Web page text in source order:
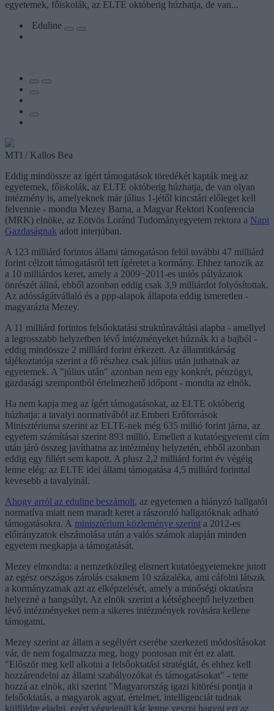
egyetemek, főiskolák, az ELTE októberig húzhatja, de van...
Eduline
MTI / Kallos Bea
Eddig mindössze az ígért támogatások töredékét kapták meg az
egyetemek, főiskolák, az ELTE októberig húzhatja, de van olyan
intézmény is, amelyeknek már július 1-jétől kincstári előleget kell
felvennie - mondta Mezey Barna, a Magyar Rektori Konferencia
(MRK) elnöke, az Eötvös Loránd Tudományegyetem rektora a Napi
Gazdaságnak adott interjúban.
A 123 milliárd forintos állami támogatáson felül további 47 milliárd
forint célzott támogatásról tett ígéretet a kormány. Ehhez tartozik az
a 10 milliárdos keret, amely a 2009−2011-es uniós pályázatok
önrészét állná, ebből azonban eddig csak 3,9 milliárdot folyósítottak.
Az adósságátvállaló és a ppp-alapok állapota eddig ismeretlen -
magyarázta Mezey.
A 11 milliárd forintos felsőoktatási struktúraváltási alapba - amellyel
a legrosszabb helyzetben lévő intézményeket húznák ki a bajból -
eddig mindössze 2 milliárd forint érkezett. Az államtitkárság
tájékoztatója szerint a fő részhez csak július után juthatnak az
egyetemek. A "július után" azonban nem egy konkrét, pénzügyi,
gazdasági szempontból értelmezhető időpont - mondta az elnök.
Ha nem kapja meg az ígért támogatásokat, az ELTE októberig
húzhatja: a tavalyi normatívából az Emberi Erőforrások
Minisztériuma szerint az ELTE-nek még 635 millió forint járna, az
egyetem számításai szerint 893 millió. Emellett a kutatóegyetemi cím
után járó összeg javíthatna az intézmény helyzetén, ebből azonban
eddig egy fillért sem kapott. A plusz 2,2 milliárd forint év végéig
lenne elég: az ELTE idei állami támogatása 4,5 milliárd forinttal
kevesebb a tavalyinál.
Ahogy arról az eduline beszámolt, az egyetemen a hiányzó hallgatói
normatíva miatt nem maradt keret a rászoruló hallgatóknak adható
támogatásokra. A minisztérium közleménye szerint a 2012-es
előirányzatok elszámolása után a valós számok alapján minden
egyetem megkapja a támogatását.
Mezey elmondta: a nemzetközileg elismert kutatóegyetemekre jutott
az egész országos zárolás csaknem 10 százaléka, ami cáfolni látszik
a kormányzatnak azt az elképzelését, amely a minőségi oktatásra
helyezné a hangsúlyt. Az elnök szerint a kétségbeejtő helyzetben
lévő intézményeket nem a sikeres intézmények rovására kellene
támogatni.
Mezey szerint az állam a segélyért cserébe szerkezeti módosításokat
vár, de nem fogalmazza meg, hogy pontosan mit ért ez alatt.
"Először meg kell alkotni a felsőoktatási stratégiát, és ehhez kell
hozzárendelni az állami szabályozókat és támogatásokat" - tette
hozzá az elnök, aki szerint "Magyarország igazi kitörési pontja a
felsőoktatás, a magyarok agyat, értelmet, intelligenciát tudnak
külföldre eladni, ezért végtelenül kár lenne veszni hagyni ezt az